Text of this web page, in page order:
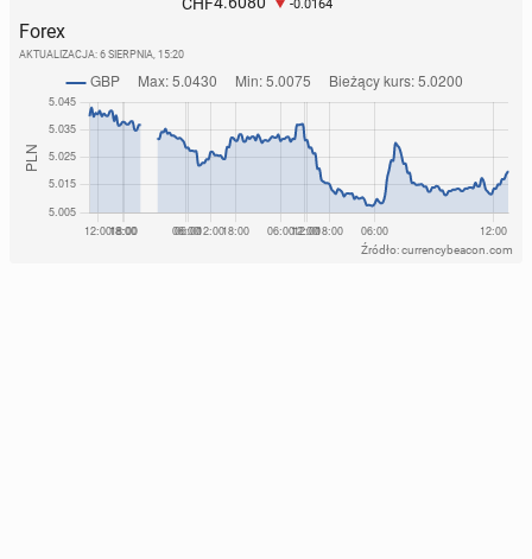
-0.0164
Forex
AKTUALIZACJA: 6 SIERPNIA, 15:20
Źródło: currencybeacon.com